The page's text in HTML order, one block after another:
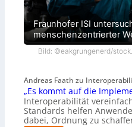
Fraunhofer ISI
menschenzentrierter
Bild: ©eakgrungenerd/
Andreas Faath zu
„Es kommt auf die
Interoperabilität
Standards helfen
dabei, Ordnung zu